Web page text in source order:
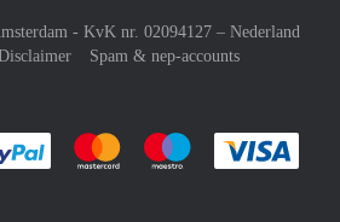
- KvK nr. 02094127 – Nederland
Spam & nep-accounts
Je rekent gemakkelijk af met Paypal
Je rekent gemakkelijk af met
Je rekent